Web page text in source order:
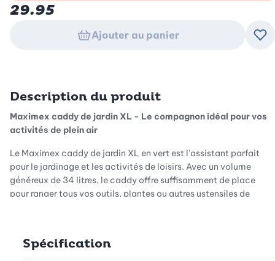
29.95
Ajouter au panier
Description du produit
Maximex caddy de jardin XL - Le compagnon idéal pour vos
activités de plein air
Le Maximex caddy de jardin XL en vert est l'assistant parfait
pour le jardinage et les activités de loisirs. Avec un volume
généreux de 34 litres, le caddy offre suffisamment de place
pour ranger tous vos outils, plantes ou autres ustensiles de
Spécification